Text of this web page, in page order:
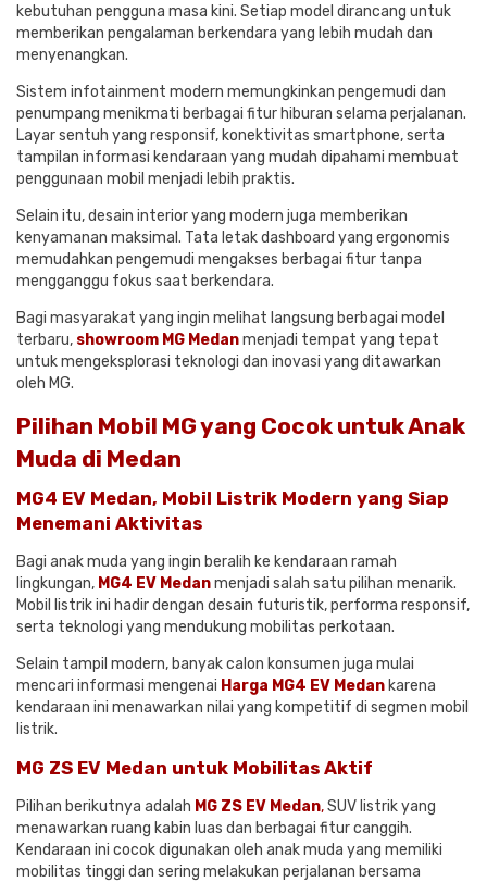
kebutuhan pengguna masa kini. Setiap model dirancang untuk
memberikan pengalaman berkendara yang lebih mudah dan
menyenangkan.
Sistem infotainment modern memungkinkan pengemudi dan
penumpang menikmati berbagai fitur hiburan selama perjalanan.
Layar sentuh yang responsif, konektivitas smartphone, serta
tampilan informasi kendaraan yang mudah dipahami membuat
penggunaan mobil menjadi lebih praktis.
Selain itu, desain interior yang modern juga memberikan
kenyamanan maksimal. Tata letak dashboard yang ergonomis
memudahkan pengemudi mengakses berbagai fitur tanpa
mengganggu fokus saat berkendara.
Bagi masyarakat yang ingin melihat langsung berbagai model
terbaru, showroom MG Medanmenjadi tempat yang tepat
untuk mengeksplorasi teknologi dan inovasi yang ditawarkan
oleh MG.
Pilihan Mobil MG yang Cocok untuk Anak
Muda di Medan
MG4 EV Medan, Mobil Listrik Modern yang Siap
Menemani Aktivitas
Bagi anak muda yang ingin beralih ke kendaraan ramah
lingkungan, MG4 EV Medanmenjadi salah satu pilihan menarik.
Mobil listrik ini hadir dengan desain futuristik, performa responsif,
serta teknologi yang mendukung mobilitas perkotaan.
Selain tampil modern, banyak calon konsumen juga mulai
mencari informasi mengenai Harga MG4 EV Medan karena
kendaraan ini menawarkan nilai yang kompetitif di segmen mobil
listrik.
MG ZS EV Medan untuk Mobilitas Aktif
Pilihan berikutnya adalah MG ZS EV Medan,SUV listrik yang
menawarkan ruang kabin luas dan berbagai fitur canggih.
Kendaraan ini cocok digunakan oleh anak muda yang memiliki
mobilitas tinggi dan sering melakukan perjalanan bersama